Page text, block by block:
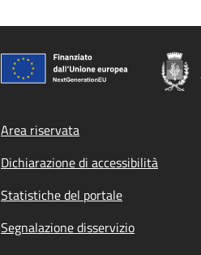
Footer menu
Area riservata
Dichiarazione di accessibilità
Statistiche del portale
Segnalazione disservizio